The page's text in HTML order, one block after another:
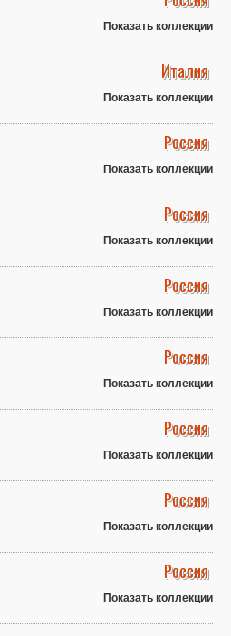
Показать коллекции
Италия
Показать коллекции
Россия
Показать коллекции
Россия
Показать коллекции
Россия
Показать коллекции
Россия
Показать коллекции
Россия
Показать коллекции
Россия
Показать коллекции
Россия
Показать коллекции